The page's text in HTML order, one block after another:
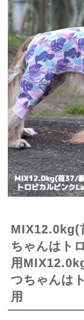
MIX12.0kg(
ちゃんはト
用
つちゃんは
用